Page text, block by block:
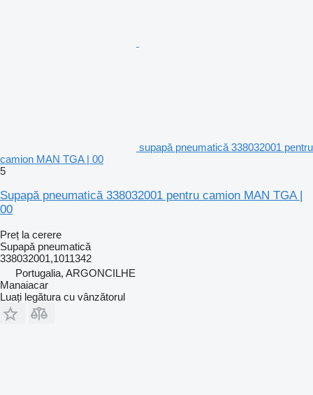
supapă pneumatică 338032001 pentru
camion MAN TGA | 00
5
Supapă pneumatică 338032001 pentru camion MAN TGA |
00
Preț la cerere
Supapă pneumatică
338032001,1011342
Portugalia, ARGONCILHE
Manaiacar
Luați legătura cu vânzătorul